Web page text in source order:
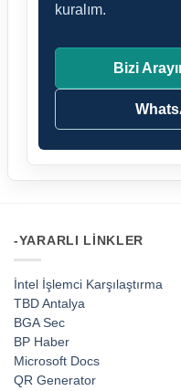
kuralım.
Bizi
-YARARLI LINKLER
İntel İşlemci Karşılaştırma
TBD Antalya
BGA Sec
BP Haber
Microsoft Docs
QR Generator